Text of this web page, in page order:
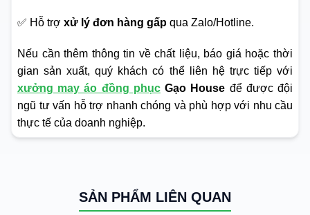
✅ Hỗ trợ xử lý đơn hàng gấp qua Zalo/Hotline.
Nếu cần thêm thông tin về chất liệu, báo giá hoặc thời
gian sản xuất, quý khách có thể liên hệ trực tiếp với
xưởng may áo đồng phụcGạo House để được đội
ngũ tư vấn hỗ trợ nhanh chóng và phù hợp với nhu cầu
thực tế của doanh nghiệp.
SẢN PHẨM LIÊN QUAN